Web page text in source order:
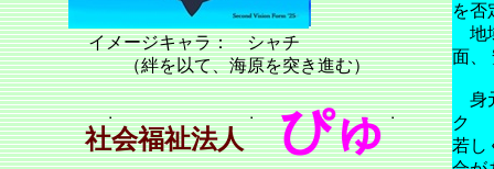
を否
地
面、
身
ク
若し
社会福祉法人
ぴゅ
イメージキャラ： シャチ
（絆を以て、海原を突き進む）